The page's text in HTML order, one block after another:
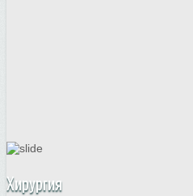
Хирургия